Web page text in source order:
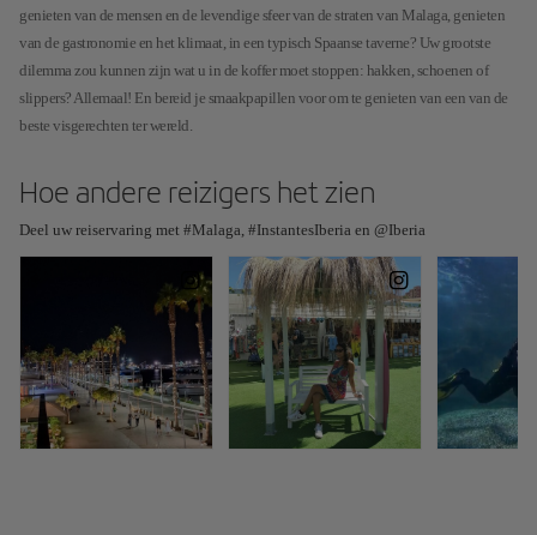
genieten van de mensen en de levendige sfeer van de straten van Malaga, genieten
van de gastronomie en het klimaat, in een typisch Spaanse taverne? Uw grootste
dilemma zou kunnen zijn wat u in de koffer moet stoppen: hakken, schoenen of
slippers? Allemaal! En bereid je smaakpapillen voor om te genieten van een van de
beste visgerechten ter wereld.
Hoe andere reizigers het zien
Deel uw reiservaring met #Malaga, #InstantesIberia en @Iberia